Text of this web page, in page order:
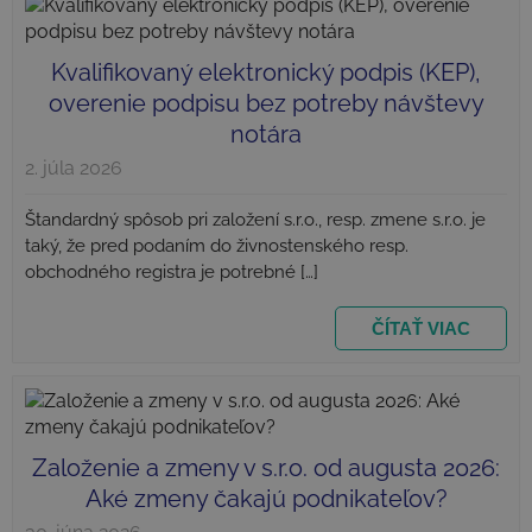
Kvalifikovaný elektronický podpis (KEP),
overenie podpisu bez potreby návštevy
notára
2. júla 2026
Štandardný spôsob pri založení s.r.o., resp. zmene s.r.o. je
taký, že pred podaním do živnostenského resp.
obchodného registra je potrebné […]
ČÍTAŤ VIAC
Založenie a zmeny v s.r.o. od augusta 2026:
Aké zmeny čakajú podnikateľov?
Privacy Policy